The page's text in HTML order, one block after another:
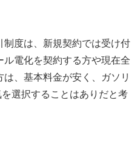
制度は、新規契約では受け付
電化を契約する方や現在全
、基本料金が安く、ガソリ
選択することはありだと考